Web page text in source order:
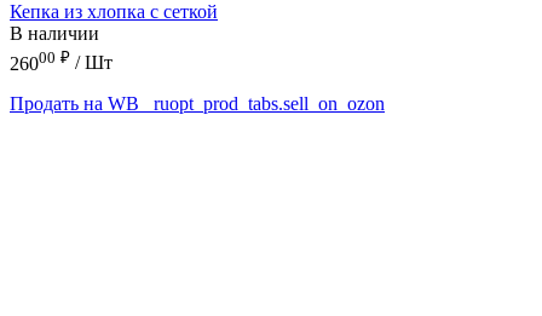
Кепка из хлопка с сеткой
В наличии
26000 ₽ / Шт
Продать на WB
_ruopt_prod_tabs.sell_on_ozon